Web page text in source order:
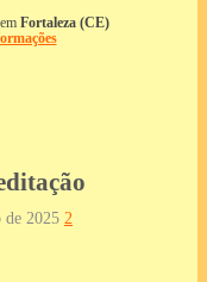
em Fortaleza (CE)
de 2025 2